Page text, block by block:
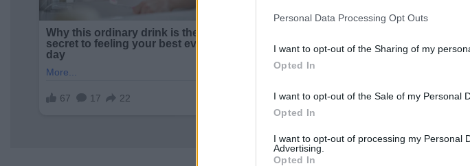
Personal Data Processing Opt Outs
I want to opt-out of the Sharing of my
Opted In
I want to opt-out of the Sale of my Personal
Opted In
I want to opt-out of processing my Personal
Advertising.
Opted In